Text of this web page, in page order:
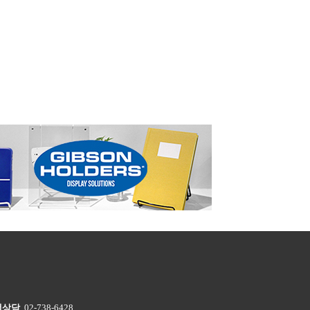
상담02-738-6428